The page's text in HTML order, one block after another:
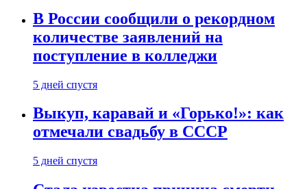
В России сообщили о рекордном
количестве заявлений на
поступление в колледжи
5 дней спустя
Выкуп, каравай и «Горько!»: как
отмечали свадьбу в СССР
5 дней спустя